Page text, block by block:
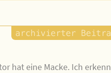
hat eine Macke. Ich